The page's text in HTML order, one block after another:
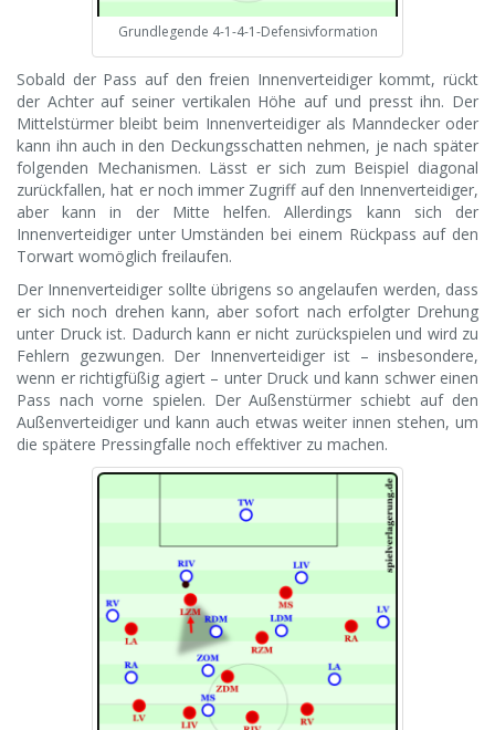
Grundlegende 4-1-4-1-Defensivformation
Sobald der Pass auf den freien Innenverteidiger kommt, rückt
der Achter auf seiner vertikalen Höhe auf und presst ihn. Der
Mittelstürmer bleibt beim Innenverteidiger als Manndecker oder
kann ihn auch in den Deckungsschatten nehmen, je nach später
folgenden Mechanismen. Lässt er sich zum Beispiel diagonal
zurückfallen, hat er noch immer Zugriff auf den Innenverteidiger,
aber kann in der Mitte helfen. Allerdings kann sich der
Innenverteidiger unter Umständen bei einem Rückpass auf den
Torwart womöglich freilaufen.
Der Innenverteidiger sollte übrigens so angelaufen werden, dass
er sich noch drehen kann, aber sofort nach erfolgter Drehung
unter Druck ist. Dadurch kann er nicht zurückspielen und wird zu
Fehlern gezwungen. Der Innenverteidiger ist – insbesondere,
wenn er richtigfüßig agiert – unter Druck und kann schwer einen
Pass nach vorne spielen. Der Außenstürmer schiebt auf den
Außenverteidiger und kann auch etwas weiter innen stehen, um
die spätere Pressingfalle noch effektiver zu machen.